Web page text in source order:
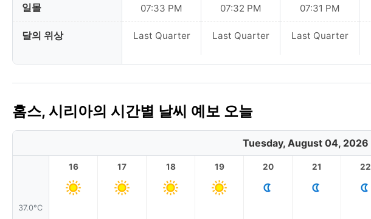
일몰
달의 위상
07:33 PM
Last Quarter
07:32 PM
Last Quarter
07:31 PM
Last Quarter
홈스, 시리아의 시간별 날씨 예보 오늘
Tuesday, August 04, 2026
37.0°C
16 17 18 19 20 21 22